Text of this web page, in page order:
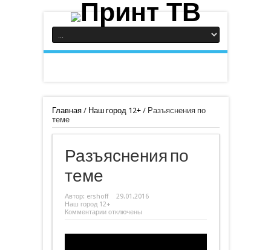
Главная/ Наш город 12+/ Разъяснения по
теме
Разъяснения по
теме
Автор: ershoff
29.01.2016
Наш город 12+
Комментариик
по
отключены